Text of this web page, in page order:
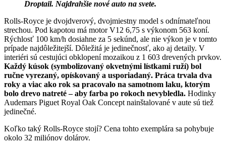
Droptail. Najdrahšie nové auto na svete.
Rolls-Royce je dvojdverový, dvojmiestny model s odnímateľnou
strechou. Pod kapotou má motor V12 6,75 s výkonom 563 koní.
Rýchlosť 100 km/h dosiahne za 5 sekúnd, ale nie výkon je v tomto
prípade najdôležitejší. Dôležitá je jedinečnosť, ako aj detaily. V
interiéri sú cestujúci obklopení mozaikou z 1 603 drevených prvkov.
Každý kúsok (symbolizovaný okvetnými lístkami ruží) bol
ručne vyrezaný, opískovaný a usporiadaný. Práca trvala dva
roky a viac ako rok sa pracovalo na samotnom laku, ktorým
bolo drevo natreté – aby farba po rokoch nevybledla. Hodinky
Audemars Piguet Royal Oak Concept nainštalované v aute sú tiež
jedinečné.
Koľko taký Rolls-Royce stojí? Cena tohto exemplára sa pohybuje
okolo 32 miliónov dolárov.